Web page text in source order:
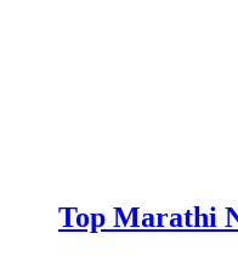
Top Marathi